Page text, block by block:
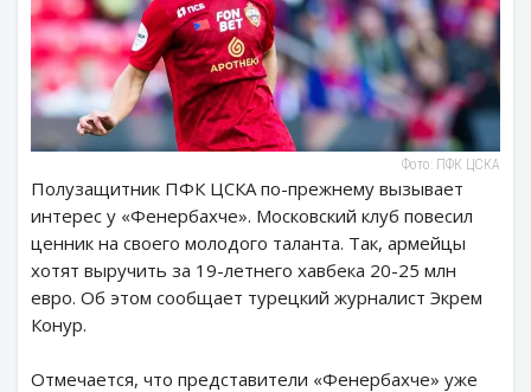
Фото: ПФК ЦСКА
Полузащитник ПФК ЦСКА по-прежнему вызывает
интерес у «Фенербахче». Московский клуб повесил
ценник на своего молодого таланта. Так, армейцы
хотят выручить за 19-летнего хавбека 20-25 млн
евро. Об этом сообщает турецкий журналист Экрем
Конур.
Отмечается, что представители «Фенербахче» уже